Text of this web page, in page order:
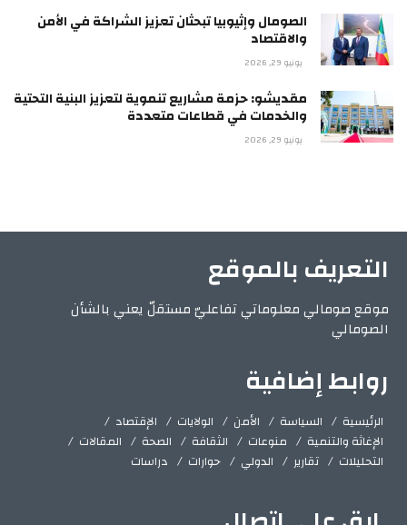
الصومال وإثيوبيا تبحثان تعزيز الشراكة في الأمن
والاقتصاد
يونيو 29, 2026
مقديشو: حزمة مشاريع تنموية لتعزيز البنية التحتية
والخدمات في قطاعات متعددة
يونيو 29, 2026
التعريف بالموقع
موقع صومالي معلوماتي تفاعليّ مستقلّ يعني بالشأن
الصومالي
روابط إضافية
الرئيسية السياسة الأمن الولايات
الإقتصاد
الإغاثة والتنمية
منوعات الثقافة الصحة
المقالات
التحليلات
تقارير الدولي حوارات دراسات